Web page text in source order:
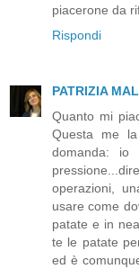
piacerone da
Rispondi
PATRIZIA
Quanto mi
Questa me
domanda:
operazioni,
usare come
patate e in
te le patate
ed è